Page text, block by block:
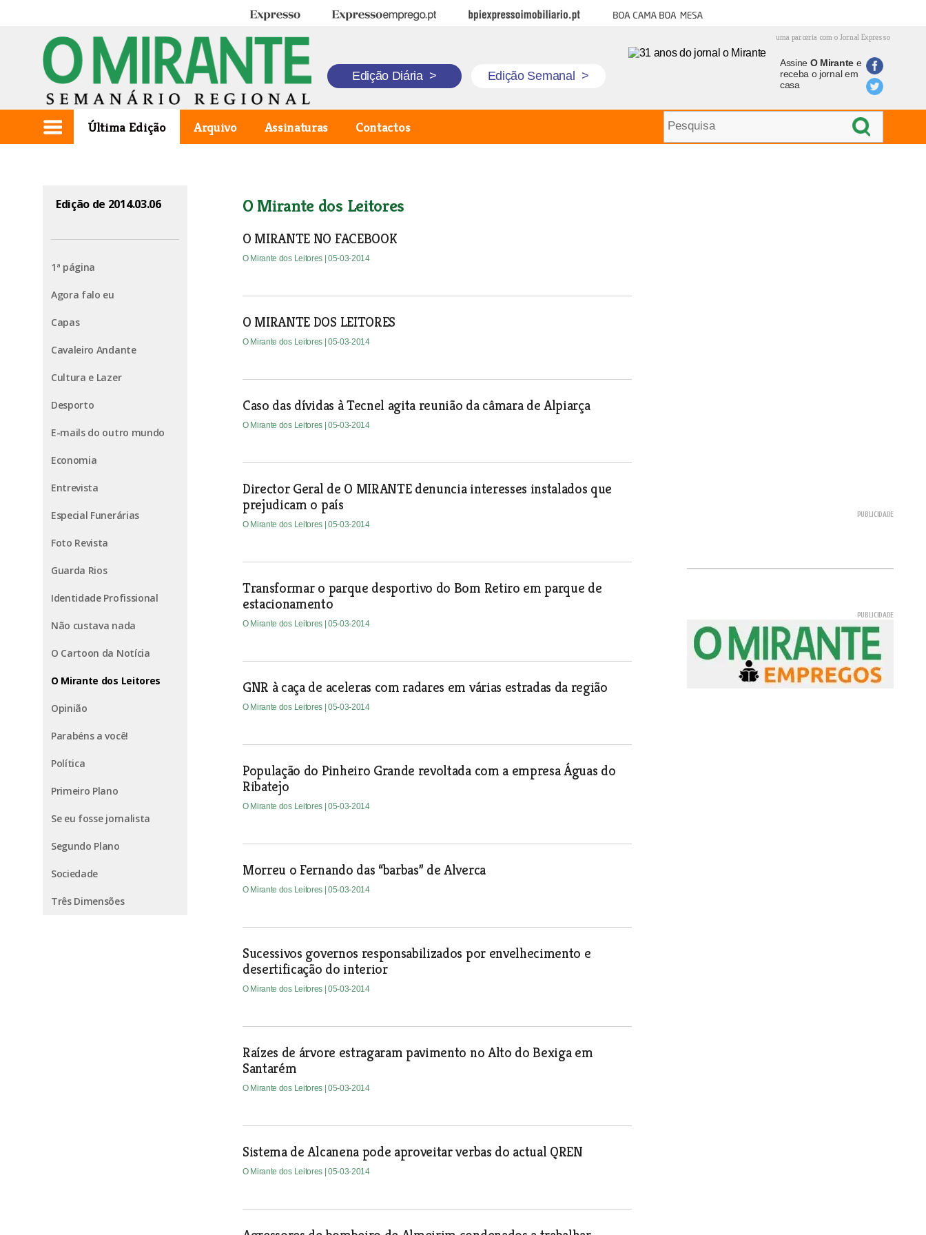
Expresso Expresso Emprego BPI Expresso Imobiliário Boa cama boa mesa
uma parceria com o Jornal Expresso
Edição Diária > Edição Semanal >
Assine O Mirantee
receba o jornal em
casa
Última Edição Arquivo Assinaturas Contactos
Edição de 2014.03.06
1ª página
Agora falo eu
Capas
Cavaleiro Andante
Cultura e Lazer
Desporto
E-mails do outro mundo
Economia
Entrevista
Especial Funerárias
Foto Revista
Guarda Rios
Identidade Profissional
Não custava nada
O Cartoon da Notícia
O Mirante dos Leitores
Opinião
Parabéns a você!
Política
Primeiro Plano
Se eu fosse jornalista
Segundo Plano
Sociedade
Três Dimensões
O Mirante dos Leitores
O MIRANTE NO FACEBOOK
O Mirante dos Leitores | 05-03-2014
O MIRANTE DOS LEITORES
O Mirante dos Leitores | 05-03-2014
Caso das dívidas à Tecnel agita reunião da câmara de Alpiarça
O Mirante dos Leitores | 05-03-2014
Director Geral de O MIRANTE denuncia interesses instalados que
prejudicam o país
O Mirante dos Leitores | 05-03-2014
Transformar o parque desportivo do Bom Retiro em parque de
estacionamento
O Mirante dos Leitores | 05-03-2014
GNR à caça de aceleras com radares em várias estradas da região
O Mirante dos Leitores | 05-03-2014
População do Pinheiro Grande revoltada com a empresa Águas do
Ribatejo
O Mirante dos Leitores | 05-03-2014
Morreu o Fernando das “barbas” de Alverca
O Mirante dos Leitores | 05-03-2014
Sucessivos governos responsabilizados por envelhecimento e
desertificação do interior
O Mirante dos Leitores | 05-03-2014
Raízes de árvore estragaram pavimento no Alto do Bexiga em
Santarém
O Mirante dos Leitores | 05-03-2014
Sistema de Alcanena pode aproveitar verbas do actual QREN
O Mirante dos Leitores | 05-03-2014